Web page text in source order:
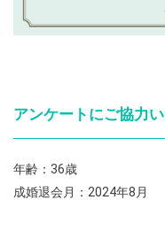
アンケートにご協力
年齢：36歳
成婚退会月：2024年8月